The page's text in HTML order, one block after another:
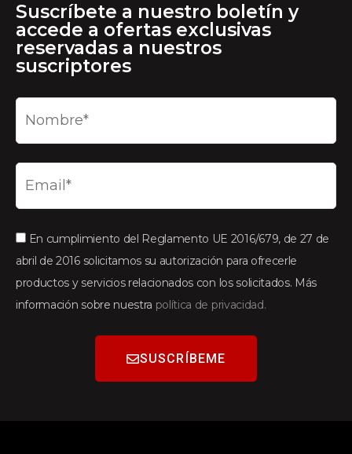
Suscríbete a nuestro boletín y
accede a ofertas exclusivas
reservadas a nuestros
suscriptores
En cumplimiento del Reglamento UE 2016/679, de 27 de
abril de 2016 solicitamos su autorización para ofrecerle
productos y servicios relacionados con los solicitados. Más
información sobre nuestra política de privacidad.
SUSCRÍBEME